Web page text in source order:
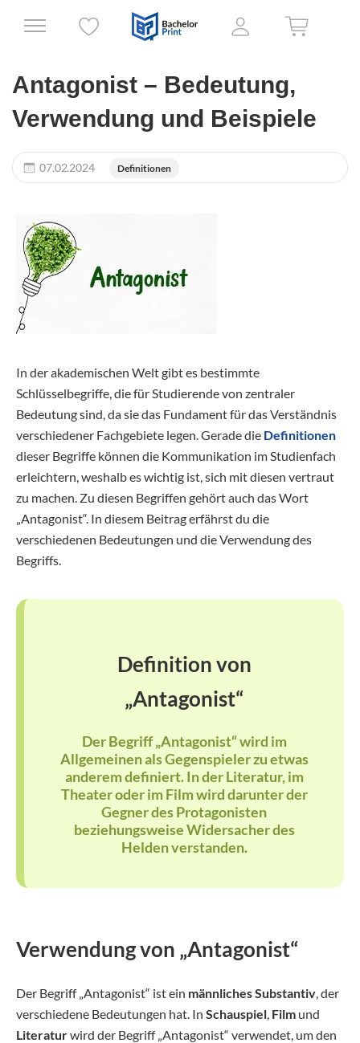
Antagonist – Bedeutung,
Verwendung und Beispiele
07.02.2024 Definitionen
In der akademischen Welt gibt es bestimmte
Schlüsselbegriffe, die für Studierende von zentraler
Bedeutung sind, da sie das Fundament für das Verständnis
verschiedener Fachgebiete legen. Gerade die Definitionen
dieser Begriffe können die Kommunikation im Studienfach
erleichtern, weshalb es wichtig ist, sich mit diesen vertraut
zu machen. Zu diesen Begriffen gehört auch das Wort
„Antagonist“. In diesem Beitrag erfährst du die
verschiedenen Bedeutungen und die Verwendung des
Begriffs.
Definition von
„Antagonist“
Der Begriff „Antagonist“ wird im
Allgemeinen als Gegenspieler zu etwas
anderem definiert. In der Literatur, im
Theater oder im Film wird darunter der
Gegner des Protagonisten
beziehungsweise Widersacher des
Helden verstanden.
Verwendung von „Antagonist“
Der Begriff „Antagonist“ ist ein männliches Substantiv, der
verschiedene Bedeutungen hat. In Schauspiel, Film und
Literaturwird der Begriff „Antagonist“ verwendet, um den